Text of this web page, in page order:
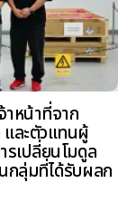
าหน้าที่จาก
ละตัวแทนผู้
รเปลี่ยนโมดูล
กลุ่มที่ได้รับผลก